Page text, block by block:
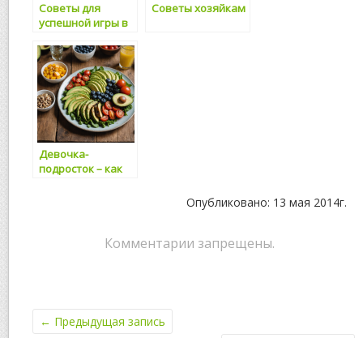
Советы для
успешной игры в
Советы хозяйкам
Девочка-
подросток – как
Опубликовано: 13 мая 2014г.
Комментарии запрещены.
← Предыдущая запись